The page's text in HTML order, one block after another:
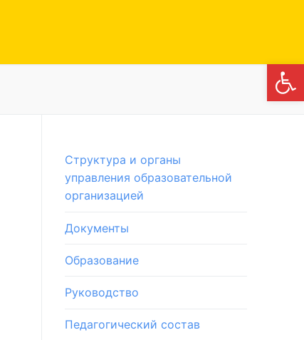
Структура и органы
управления образовательной
организацией
Документы
Образование
Руководство
Педагогический состав